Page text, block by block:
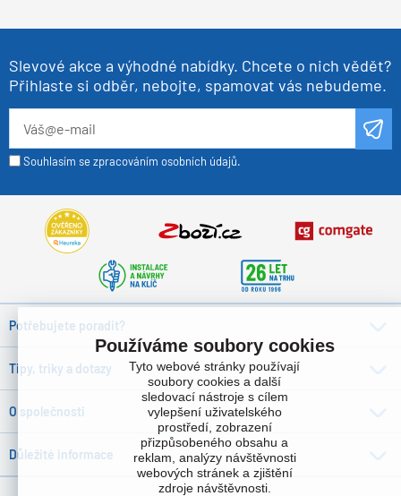
Slevové akce a výhodné nabídky. Chcete o nich vědět?
Přihlaste si odběr, nebojte, spamovat vás nebudeme.
Souhlasím se zpracováním osobních údajů.
Potřebujete poradit?
Tipy, triky a dotazy
O společnosti
Důležité informace
Používáme soubory cookies
Tyto webové stránky používají
soubory cookies a další
sledovací nástroje s cílem
vylepšení uživatelského
prostředí, zobrazení
přizpůsobeného obsahu a
reklam, analýzy návštěvnosti
webových stránek a zjištění
zdroje návštěvnosti.